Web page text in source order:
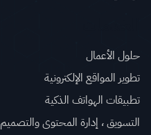
حلول الأعمال
تطوير المواقع الإلكترونية
تطبيقات الهواتف الذكية
التسويق ، إدارة المحتوى والتصميم